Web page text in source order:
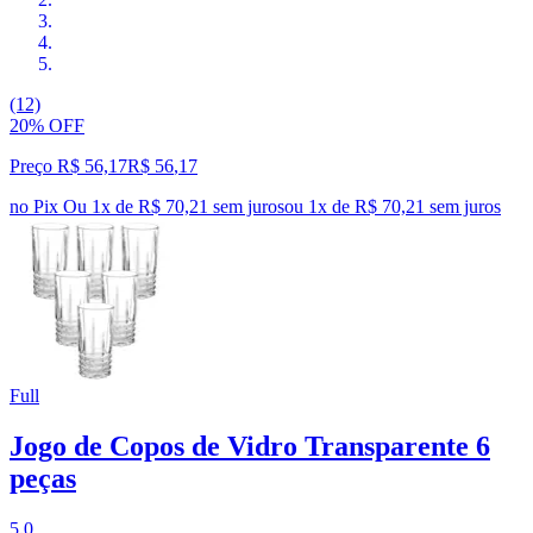
(12)
20% OFF
Preço R$ 56,17R$ 56,17
no Pix Ou 1x de R$ 70,21 sem jurosou 1x de R$ 70,21 sem juros
Full
Jogo de Copos de Vidro Transparente 6
peças
5.0